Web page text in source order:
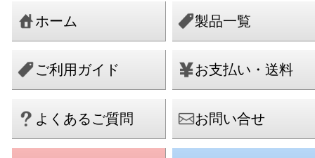
ホーム 製品一覧
ご利用ガイド お支払い・送料
よくあるご質問 お問い合せ